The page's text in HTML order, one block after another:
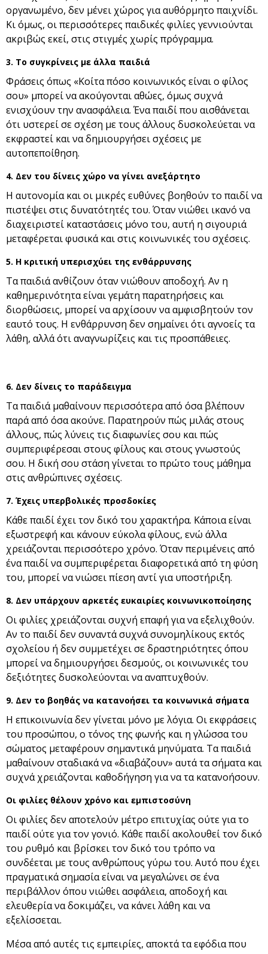
οργανωμένο, δεν μένει χώρος για αυθόρμητο παιχνίδι.
Κι όμως, οι περισσότερες παιδικές φιλίες γεννιούνται
ακριβώς εκεί, στις στιγμές χωρίς πρόγραμμα.
3. Το συγκρίνεις με άλλα παιδιά
Φράσεις όπως «Κοίτα πόσο κοινωνικός είναι ο φίλος
σου» μπορεί να ακούγονται αθώες, όμως συχνά
ενισχύουν την ανασφάλεια. Ένα παιδί που αισθάνεται
ότι υστερεί σε σχέση με τους άλλους δυσκολεύεται να
εκφραστεί και να δημιουργήσει σχέσεις με
αυτοπεποίθηση.
4. Δεν του δίνεις χώρο να γίνει ανεξάρτητο
Η αυτονομία και οι μικρές ευθύνες βοηθούν το παιδί να
πιστέψει στις δυνατότητές του. Όταν νιώθει ικανό να
διαχειριστεί καταστάσεις μόνο του, αυτή η σιγουριά
μεταφέρεται φυσικά και στις κοινωνικές του σχέσεις.
5. Η κριτική υπερισχύει της ενθάρρυνσης
Τα παιδιά ανθίζουν όταν νιώθουν αποδοχή. Αν η
καθημερινότητα είναι γεμάτη παρατηρήσεις και
διορθώσεις, μπορεί να αρχίσουν να αμφισβητούν τον
εαυτό τους. Η ενθάρρυνση δεν σημαίνει ότι αγνοείς τα
λάθη, αλλά ότι αναγνωρίζεις και τις προσπάθειες.
6. Δεν δίνεις το παράδειγμα
Τα παιδιά μαθαίνουν περισσότερα από όσα βλέπουν
παρά από όσα ακούνε. Παρατηρούν πώς μιλάς στους
άλλους, πώς λύνεις τις διαφωνίες σου και πώς
συμπεριφέρεσαι στους φίλους και στους γνωστούς
σου. Η δική σου στάση γίνεται το πρώτο τους μάθημα
στις ανθρώπινες σχέσεις.
7. Έχεις υπερβολικές προσδοκίες
Κάθε παιδί έχει τον δικό του χαρακτήρα. Κάποια είναι
εξωστρεφή και κάνουν εύκολα φίλους, ενώ άλλα
χρειάζονται περισσότερο χρόνο. Όταν περιμένεις από
ένα παιδί να συμπεριφέρεται διαφορετικά από τη φύση
του, μπορεί να νιώσει πίεση αντί για υποστήριξη.
8. Δεν υπάρχουν αρκετές ευκαιρίες κοινωνικοποίησης
Οι φιλίες χρειάζονται συχνή επαφή για να εξελιχθούν.
Αν το παιδί δεν συναντά συχνά συνομηλίκους εκτός
σχολείου ή δεν συμμετέχει σε δραστηριότητες όπου
μπορεί να δημιουργήσει δεσμούς, οι κοινωνικές του
δεξιότητες δυσκολεύονται να αναπτυχθούν.
9. Δεν το βοηθάς να κατανοήσει τα κοινωνικά σήματα
Η επικοινωνία δεν γίνεται μόνο με λόγια. Οι εκφράσεις
του προσώπου, ο τόνος της φωνής και η γλώσσα του
σώματος μεταφέρουν σημαντικά μηνύματα. Τα παιδιά
μαθαίνουν σταδιακά να «διαβάζουν» αυτά τα σήματα και
συχνά χρειάζονται καθοδήγηση για να τα κατανοήσουν.
Οι φιλίες θέλουν χρόνο και εμπιστοσύνη
Οι φιλίες δεν αποτελούν μέτρο επιτυχίας ούτε για το
παιδί ούτε για τον γονιό. Κάθε παιδί ακολουθεί τον δικό
του ρυθμό και βρίσκει τον δικό του τρόπο να
συνδέεται με τους ανθρώπους γύρω του. Αυτό που έχει
πραγματικά σημασία είναι να μεγαλώνει σε ένα
περιβάλλον όπου νιώθει ασφάλεια, αποδοχή και
ελευθερία να δοκιμάζει, να κάνει λάθη και να
εξελίσσεται.
Μέσα από αυτές τις εμπειρίες, αποκτά τα εφόδια που